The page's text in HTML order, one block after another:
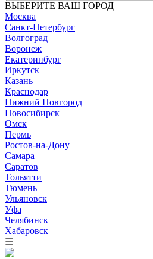
ВЫБЕРИТЕ ВАШ ГОРОД
Москва
Санкт-Петербург
Волгоград
Воронеж
Екатеринбург
Иркутск
Казань
Краснодар
Нижний Новгород
Новосибирск
Омск
Пермь
Ростов-на-Дону
Самара
Саратов
Тольятти
Тюмень
Ульяновск
Уфа
Челябинск
Хабаровск
☰